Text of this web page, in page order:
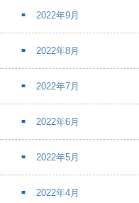
2022年9月
2022年8月
2022年7月
2022年6月
2022年5月
2022年4月